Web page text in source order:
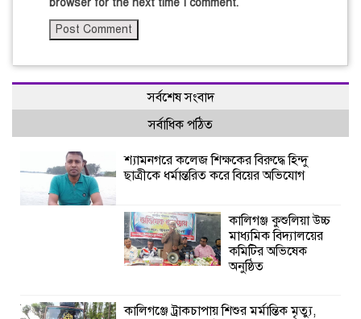
browser for the next time I comment.
সর্বশেষ সংবাদ
সর্বাধিক পঠিত
শ্যামনগরে কলেজ শিক্ষকের বিরুদ্ধে হিন্দু
ছাত্রীকে ধর্মান্তরিত করে বিয়ের অভিযোগ
কালিগঞ্জ কুশুলিয়া উচ্চ
মাধ্যমিক বিদ্যালয়ের
কমিটির অভিষেক
অনুষ্ঠিত
কালিগঞ্জে ট্রাকচাপায় শিশুর মর্মান্তিক মৃত্যু,